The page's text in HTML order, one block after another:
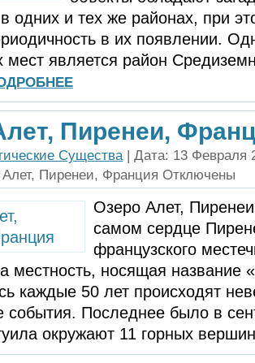
одних и тех же районах, при
в их появлении.
мест является рай­он
Пиренеи,
Существа| Дата: 13 Февраля
Пиренеи, Франция Отключены
Озеро Алет,
самом сердце
французского
местность, но­сящая название
каждые 50 лет происходят
события. Последнее было в
окружают 11 горных